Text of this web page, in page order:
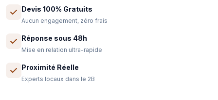
Devis 100% Gratuits
Aucun engagement, zéro frais
Réponse sous 48h
Mise en relation ultra-rapide
Proximité Réelle
Experts locaux dans le 2B